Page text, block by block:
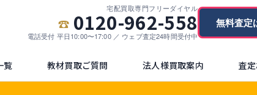
宅配買取専門フリーダイヤル
0120-962-558
電話受付 平日10:00〜17:00 ／ ウェブ査定24時間受付中
無料査定
覧 教材買取ご質問 法人様買取案内 査